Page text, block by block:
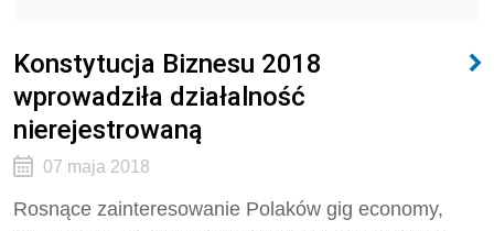
Konstytucja Biznesu 2018
wprowadziła działalność
nierejestrowaną
07 maja 2018
Rosnące zainteresowanie Polaków gig economy,